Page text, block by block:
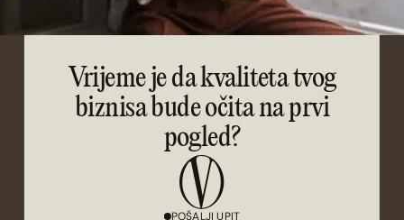
Vrijeme je da kvaliteta tvog
biznisa bude očita na prvi
pogled?
POŠALJI UPIT